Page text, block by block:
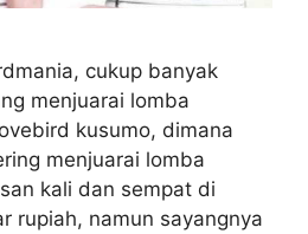
cukup banyak
menjuarai lomba
kusumo, dimana
menjuarai lomba
kali dan sempat di
rupiah, namun sayangnya